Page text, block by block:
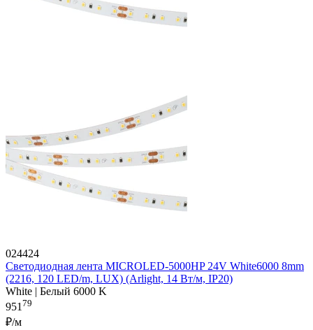
024424
Светодиодная лента MICROLED-5000HP 24V White6000 8mm
(2216, 120 LED/m, LUX) (Arlight, 14 Вт/м, IP20)
White | Белый 6000 K
95179
₽/м